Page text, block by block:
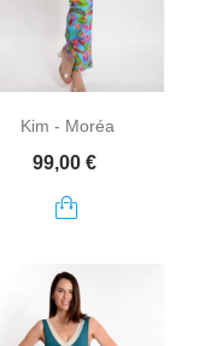
Kim - Moréa
Prix
99,00 €